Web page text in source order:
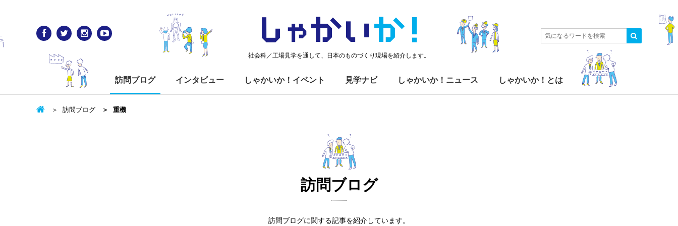
しゃかいか！
社会科／工場見学を通して、日本のものづくり現場を紹介します。
訪問ブログ インタビュー しゃかいか！イベント 見学ナビ しゃかいか！ニュース しゃかいか！とは
訪問ブログ 重機
訪問ブログ
訪問ブログに関する記事を紹介しています。